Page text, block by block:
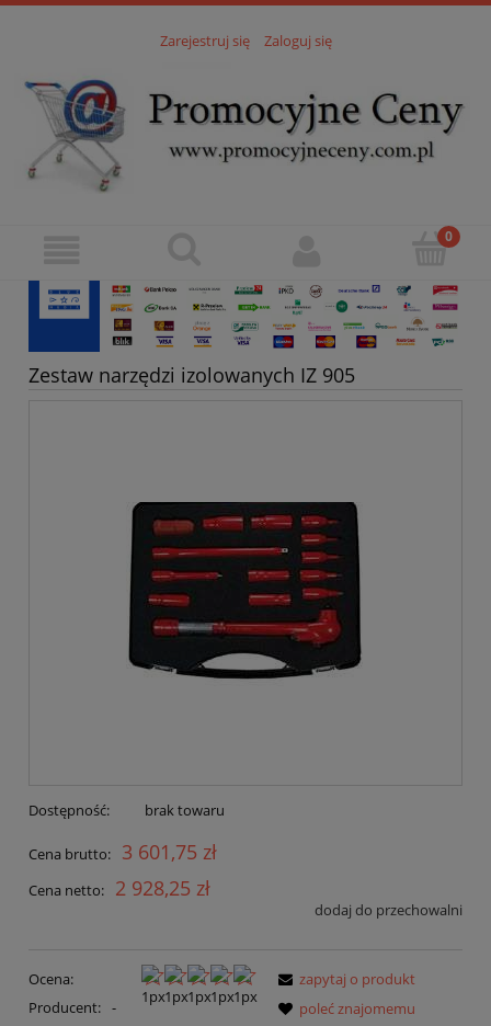
Zarejestruj się Zaloguj się
Zestaw narzędzi izolowanych IZ 905
Dostępność: brak towaru
Cena brutto: 3 601,75 zł
Cena netto: 2 928,25 zł
dodaj do przechowalni
Ocena:
Producent: -
zapytaj o produkt
poleć znajomemu